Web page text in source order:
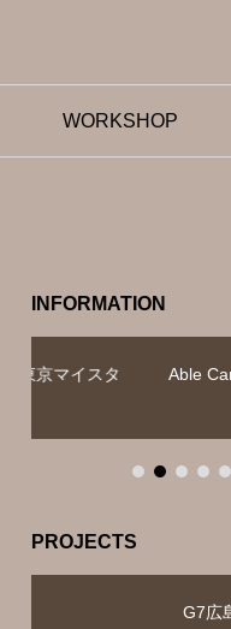
WORKSHOP
INFORMATION
Able Carry
PROJECTS
G7広島サミット迎賓館